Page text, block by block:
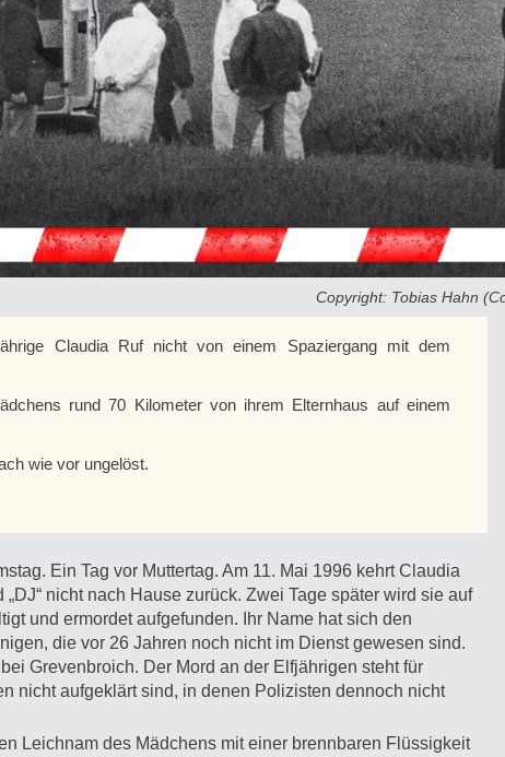
Copyright: Tobias Hahn
Claudia Ruf nicht von einem Spaziergang mit dem
rund 70 Kilometer von ihrem Elternhaus auf einem
wie vor ungelöst.
Ein Tag vor Muttertag. Am 11. Mai 1996 kehrt Claudia
nicht nach Hause zurück. Zwei Tage später wird sie auf
und ermordet aufgefunden. Ihr Name hat sich den
die vor 26 Jahren noch nicht im Dienst gewesen sind.
Grevenbroich. Der Mord an der Elfjährigen steht für
nicht aufgeklärt sind, in denen Polizisten dennoch nicht
Leichnam des Mädchens mit einer brennbaren Flüssigkeit